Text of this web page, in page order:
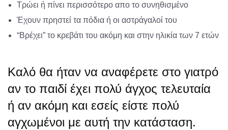
Τρώει ή πίνει περισσότερο απο το συνηθισμένο
Έχουν πρηστεί τα πόδια ή οι αστράγαλοί του
“Βρέχει” το κρεβάτι του ακόμη και στην ηλικία των 7 ετών
Καλό θα ήταν να αναφέρετε στο γιατρό
αν το παιδί έχει πολύ άγχος τελευταία
ή αν ακόμη και εσείς είστε πολύ
αγχωμένοι με αυτή την κατάσταση.